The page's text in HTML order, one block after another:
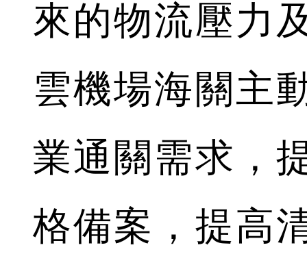
來的物流壓力
雲機場海關主
業通關需求，
格備案，提高